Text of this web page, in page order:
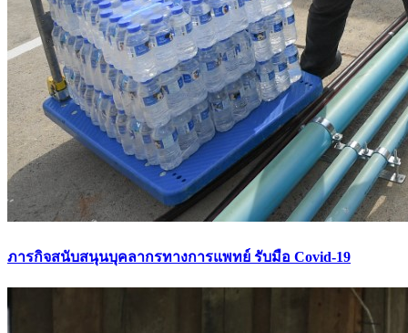
ภารกิจสนับสนุนบุคลากรทางการแพทย์ รับมือ Covid-19